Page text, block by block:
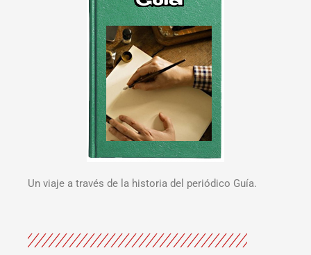
Un viaje a través de la historia del periódico Guía.